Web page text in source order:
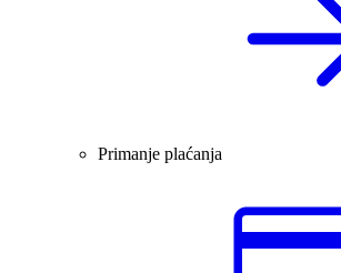
Primanje plaćanja